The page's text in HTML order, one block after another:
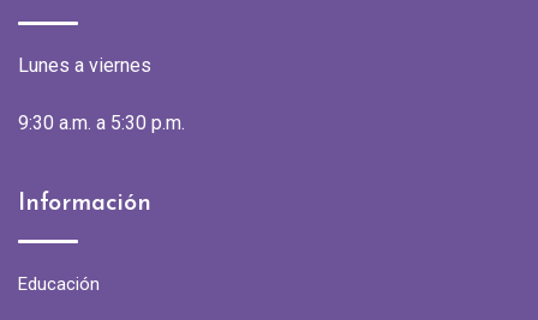
Lunes a viernes
9:30 a.m. a 5:30 p.m.
Información
Educación